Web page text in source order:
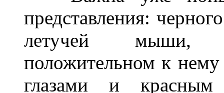
представления:
летучей мыши,
положительном к
глазами и красным